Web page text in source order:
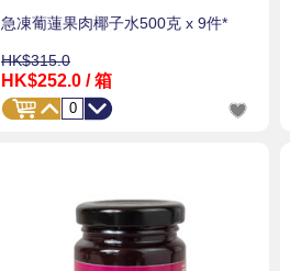
急凍葡蓮果肉椰子水500克 x 9件*
HK$315.0
HK$252.0 / 箱